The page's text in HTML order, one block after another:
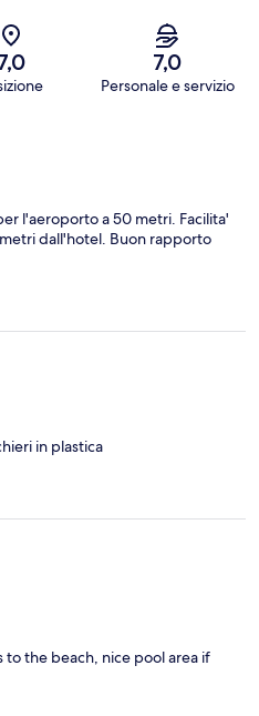
7,0
Personale e servizio
l'aeroporto a 50 metri. Facilita'
dall'hotel. Buon rapporto
in plastica
the beach, nice pool area if